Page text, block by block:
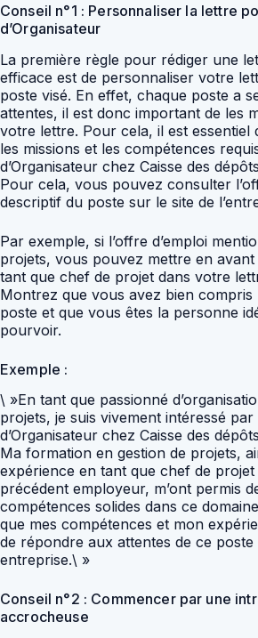
Conseil n°1 : Personnaliser la lettre
d’Organisateur
La première règle pour rédiger une
efficace est de personnaliser votre
poste visé. En effet, chaque poste a
attentes, il est donc important de les
votre lettre. Pour cela, il est essentiel
les missions et les compétences
d’Organisateur chez Caisse des
Pour cela, vous pouvez consulter
descriptif du poste sur le site de
Par exemple, si l’offre d’emploi
projets, vous pouvez mettre en
tant que chef de projet dans votre
Montrez que vous avez bien compris
poste et que vous êtes la personne
pourvoir.
Exemple :
\ »En tant que passionné
projets, je suis vivement intéressé par
d’Organisateur chez Caisse des
Ma formation en gestion de projets,
expérience en tant que chef de
précédent employeur, m’ont permis
compétences solides dans ce
que mes compétences et mon
de répondre aux attentes de ce
entreprise.\ »
Conseil n°2 : Commencer par une
accrocheuse